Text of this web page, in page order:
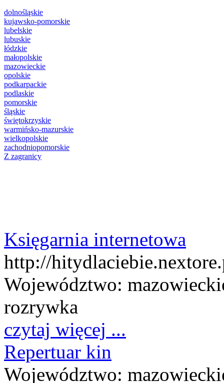
dolnośląskie
kujawsko-pomorskie
lubelskie
lubuskie
łódzkie
małopolskie
mazowieckie
opolskie
podkarpackie
podlaskie
pomorskie
śląskie
świętokrzyskie
warmińsko-mazurskie
wielkopolskie
zachodniopomorskie
Z zagranicy
Księgarnia internetowa
http://
Województwo:
rozrywka
czytaj więcej ...
Repertuar kin
Województwo: